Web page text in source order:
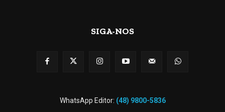
SIGA-NOS
WhatsApp Editor: (48) 9800-5836